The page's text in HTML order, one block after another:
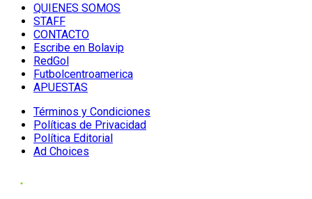
QUIENES SOMOS
STAFF
CONTACTO
Escribe en Bolavip
RedGol
Futbolcentroamerica
APUESTAS
Términos y Condiciones
Políticas de Privacidad
Política Editorial
Ad Choices